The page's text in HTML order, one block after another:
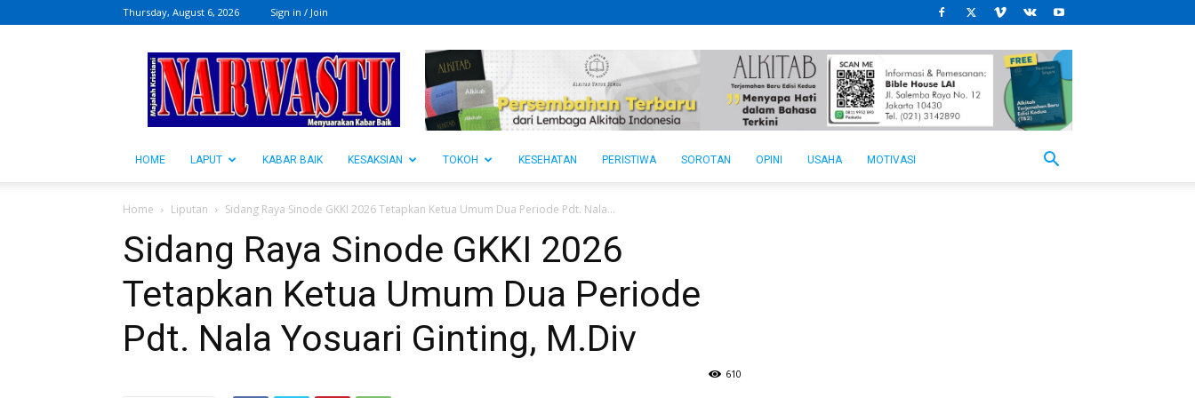
Thursday, August 6, 2026 Sign in / Join
NARWASTU.ID
HOME LAPUT KABAR BAIK KESAKSIAN TOKOH KESEHATAN PERISTIWA SOROTAN OPINI USAHA MOTIVASI
Home Liputan Sidang Raya Sinode GKKI 2026 Tetapkan Ketua Umum Dua Periode Pdt. Nala...
Sidang Raya Sinode GKKI 2026
Tetapkan Ketua Umum Dua Periode
Pdt. Nala Yosuari Ginting, M.Div
610